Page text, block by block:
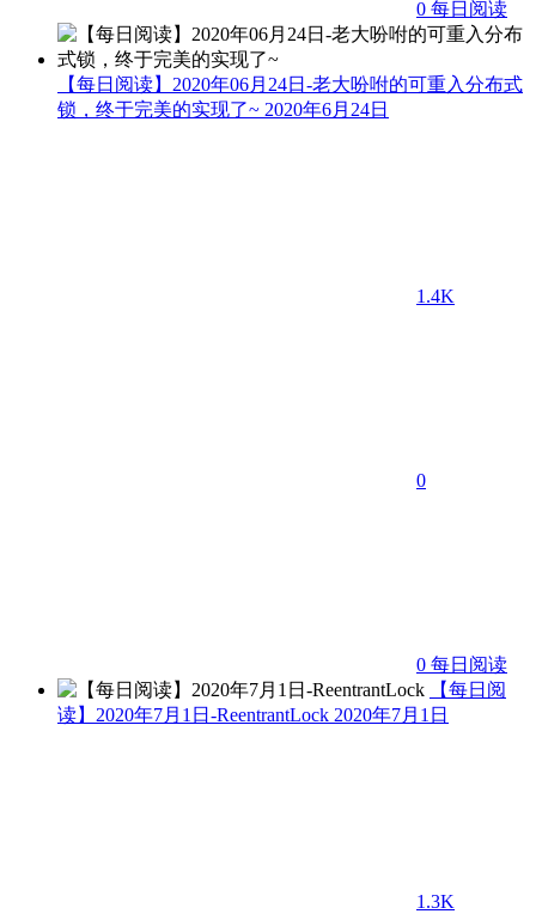
0 每日阅读
【每日阅读】2020年06月24日-老大吩咐的可重入分布式
锁，终于完美的实现了~ 2020年6月24日
1.4K
0
0 每日阅读
【每日阅
读】2020年7月1日-ReentrantLock 2020年7月1日
1.3K